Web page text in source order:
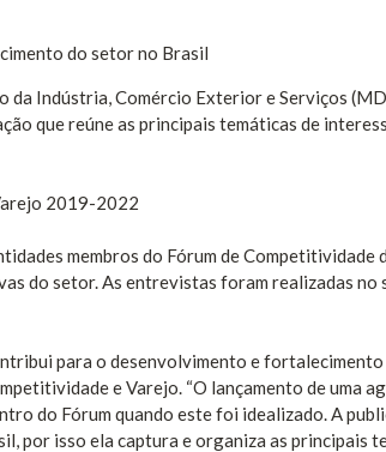
do setor no Brasil
da Indústria, Comércio Exterior e Serviços
que reúne as principais temáticas de
2019-2022
membros do Fórum de Competitividade
do setor. As entrevistas foram realizadas no
para o desenvolvimento e
e Varejo. “O lançamento de uma
do Fórum quando este foi idealizado. A
por isso ela captura e organiza as principais